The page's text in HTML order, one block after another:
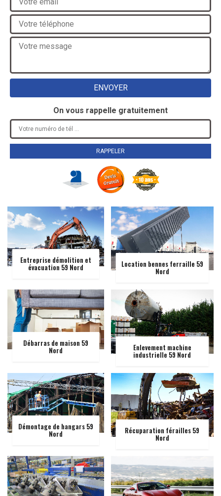
On vous rappelle gratuitement
Entreprise démolition et
évacuation 59 Nord Location bennes ferraille 59
Nord
Débarras de maison 59
Nord Enlevement machine
industrielle 59 Nord
Démontage de hangars 59
Nord Récuparation férailles 59
Nord